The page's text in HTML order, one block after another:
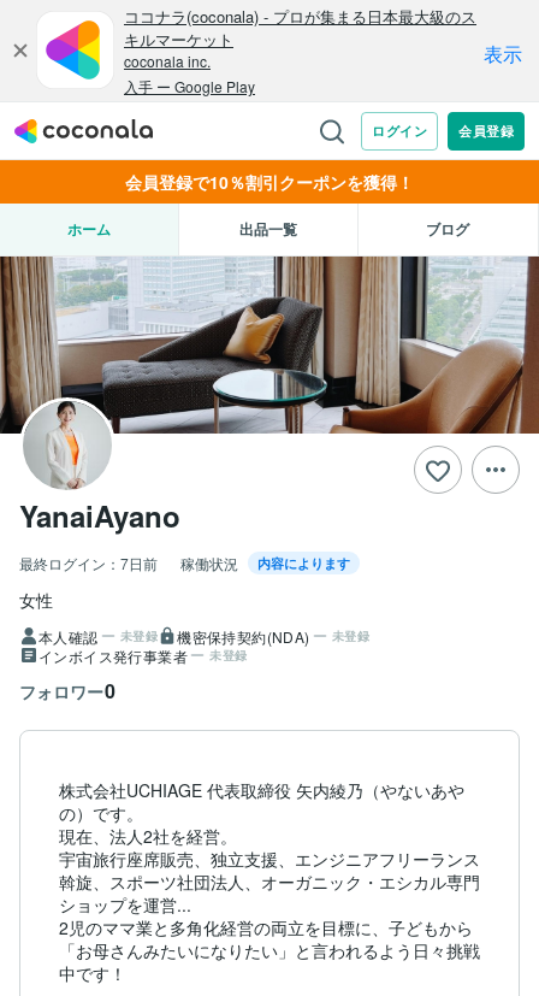
会員登録で10％割引クーポンを獲得！
ホーム 出品一覧 ブログ
YanaiAyano
最終ログイン： 7日前 稼働状況 内容によります
女性
本人確認 未登録 機密保持契約(NDA) 未登録
インボイス発行事業者 未登録
フォロワー0
株式会社UCHIAGE 代表取締役 矢内綾乃（やないあや
の）です。
現在、法人2社を経営。
宇宙旅行座席販売、独立支援、エンジニアフリーランス
斡旋、スポーツ社団法人、オーガニック・エシカル専門
ショップを運営...
2児のママ業と多角化経営の両立を目標に、子どもから
「お母さんみたいになりたい」と言われるよう日々挑戦
中です！